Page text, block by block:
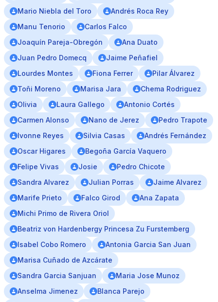
Mario Niebla del Toro
Andrés Roca Rey
Manu Tenorio
Carlos Falco
Joaquín Pareja-Obregón
Ana Duato
Juan Pedro Domecq
Jaime Peñafiel
Lourdes Montes
Fiona Ferrer
Pilar Álvarez
Toñi Moreno
Marisa Jara
Chema Rodriguez
Olivia
Laura Gallego
Antonio Cortés
Carmen Alonso
Nano de Jerez
Pedro Trapote
Ivonne Reyes
Silvia Casas
Andrés Fernández
Oscar Higares
Begoña García Vaquero
Felipe Vivas
Josie
Pedro Chicote
Sandra Alvarez
Julian Porras
Jaime Alvarez
Marife Prieto
Falco Girod
Ana Zapata
Michi Primo de Rivera Oriol
Beatriz von Hardenbergy Princesa Zu Furstemberg
Isabel Cobo Romero
Antonia Garcia San Juan
Marisa Cuñado de Azcárate
Sandra Garcia Sanjuan
Maria Jose Munoz
Anselma Jimenez
Blanca Parejo